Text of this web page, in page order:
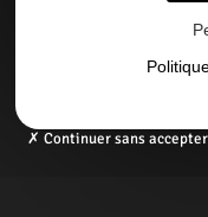
Continuer sans accepter